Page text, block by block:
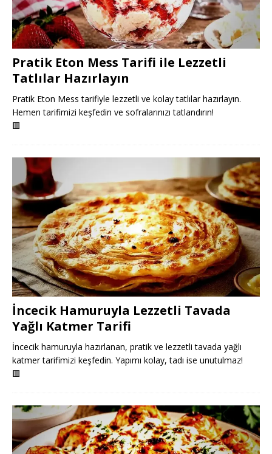
Pratik Eton Mess Tarifi ile Lezzetli
Tatlılar Hazırlayın
Pratik Eton Mess tarifiyle lezzetli ve kolay tatlılar hazırlayın.
Hemen tarifimizi keşfedin ve sofralarınızı tatlandırın!
🟥
İncecik Hamuruyla Lezzetli Tavada
Yağlı Katmer Tarifi
İncecik hamuruyla hazırlanan, pratik ve lezzetli tavada yağlı
katmer tarifimizi keşfedin. Yapımı kolay, tadı ise unutulmaz!
🟥